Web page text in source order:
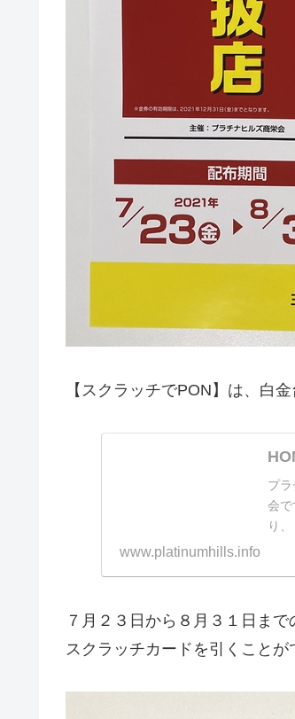
【スクラッチでPON】は、白
プ
会で
り
www.platinumhills.info
７月２３日から８月３１日ま
スクラッチカードを引くことが